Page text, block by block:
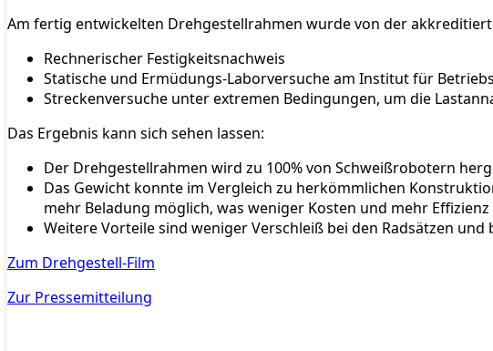
Am fertig entwickelten Drehgestellrahmen wurde von der
Rechnerischer Festigkeitsnachweis
Statische und Ermüdungs-Laborversuche am Institut für
Streckenversuche unter extremen Bedingungen, um die
Das Ergebnis kann sich sehen lassen:
Der Drehgestellrahmen wird zu 100% von Schweißrobotern
Das Gewicht konnte im Vergleich zu herkömmlichen
mehr Beladung möglich, was weniger Kosten und mehr
Weitere Vorteile sind weniger Verschleiß bei den Radsätzen und
Zum Drehgestell-Film
Zur Pressemitteilung